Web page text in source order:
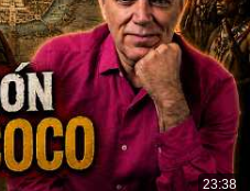
23:38